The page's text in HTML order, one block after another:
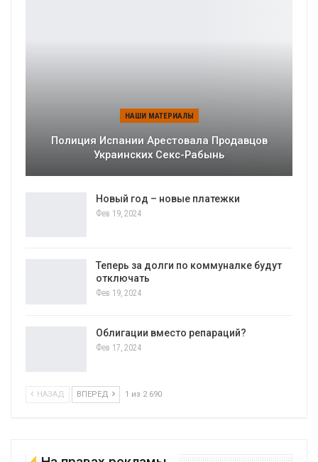
НАШИ МАТЕРИАЛЫ
Полиция Испании Арестовала Продавцов
Украинских Секс-Рабынь
Новый год – новые платежки
Фев 19, 2024
Теперь за долги по коммуналке будут
отключать
Фев 19, 2024
Облигации вместо репараций?
Фев 17, 2024
НАЗАД ВПЕРЕД 1 из 2 690